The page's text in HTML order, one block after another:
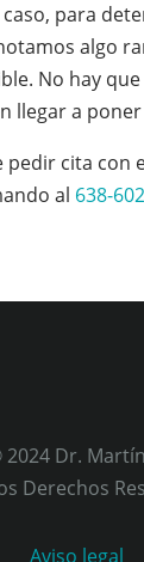
para
algo
No hay
llegar a
pedir cita con
al 638-
Dr.
Derechos
Aviso legal